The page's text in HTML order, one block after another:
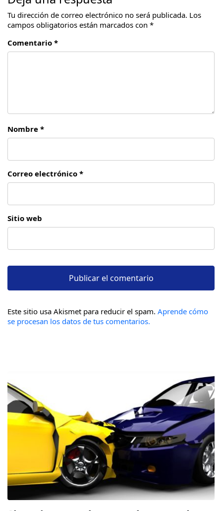
Tu dirección de correo electrónico no será publicada. Los
campos obligatorios están marcados con *
Comentario *
Nombre *
Correo electrónico *
Sitio web
Este sitio usa Akismet para reducir el spam. Aprende cómo
se procesan los datos de tus comentarios.